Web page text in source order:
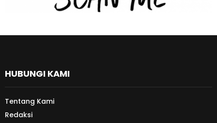
HUBUNGI KAMI
Tentang Kami
Redaksi